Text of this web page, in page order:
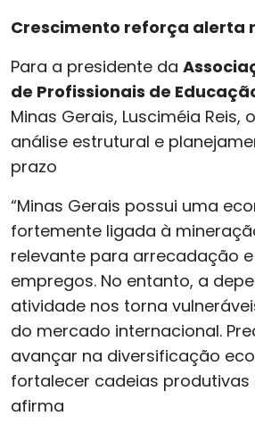
Crescimento reforça alerta
Para a presidente da
de Profissionais de
Minas Gerais, Lusciméia Reis,
análise estrutural e
prazo
“Minas Gerais possui uma
fortemente ligada à
relevante para arrecadação
empregos. No entanto, a
atividade nos torna
do mercado internacional.
avançar na diversificação
fortalecer cadeias produtivas
afirma